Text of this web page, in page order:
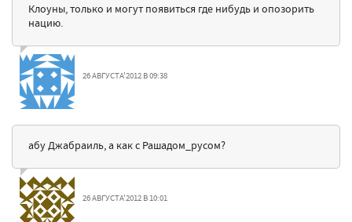
Клоуны, только и могут появиться где нибудь и опозорить
нацию.
26 АВГУСТА'2012 В 09:38
абу Джабраиль, а как с Рашадом_русом?
26 АВГУСТА'2012 В 10:01